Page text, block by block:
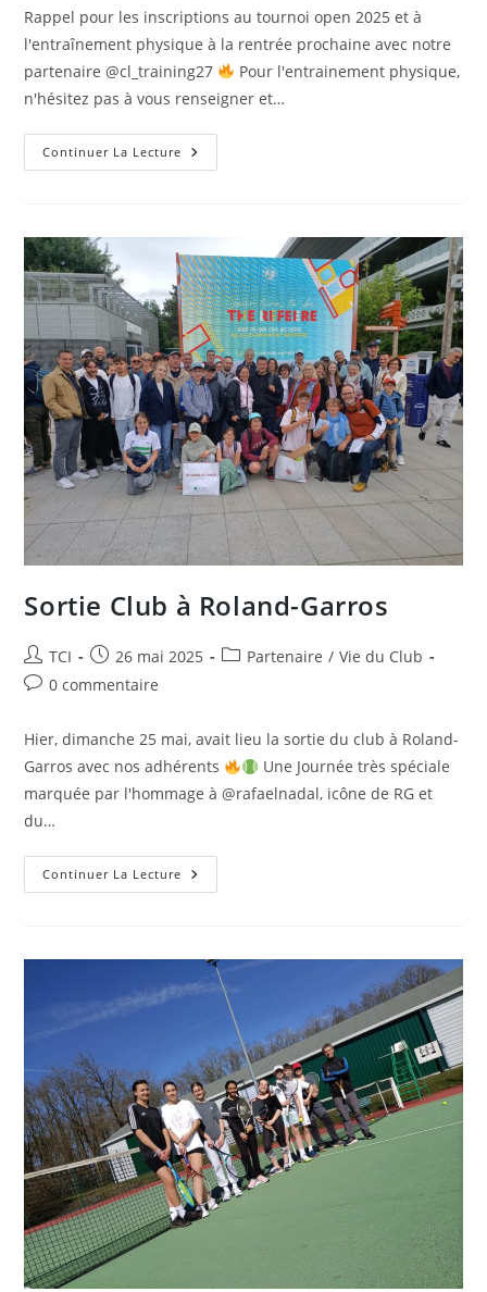
publication :
Rappel pour les inscriptions au tournoi open 2025 et à
l'entraînement physique à la rentrée prochaine avec notre
partenaire @cl_training27
Pour l'entrainement physique,
n'hésitez pas à vous renseigner et…
Continuer La Lecture Rappels
Inscriptions
Open
2025
Sortie Club à Roland-Garros
Auteur/autrice
de
TCI
Publication
publiée :
26 mai 2025
PostPartenaire / Vie du Club
Commentaires
la
publication :
0 commentaire
Hier, dimanche 25 mai, avait lieu la sortie du club à Roland-
Garros avec nos adhérents
Une Journée très spéciale
marquée par l'hommage à @rafaelnadal, icône de RG et
du…
Continuer La Lecture Sortie
Club